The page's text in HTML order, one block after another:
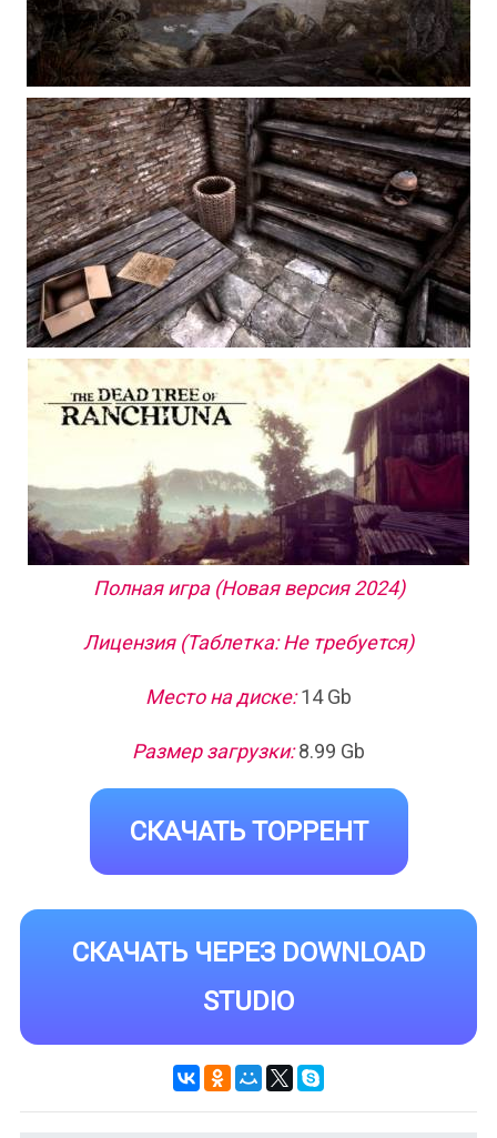
Полная игра (Новая версия 2024)
Лицензия (Таблетка: Не требуется)
Место на диске:14 Gb
Размер загрузки:8.99 Gb
СКАЧАТЬ ТОРРЕНТ
СКАЧАТЬ ЧЕРЕЗ DOWNLOAD
STUDIO